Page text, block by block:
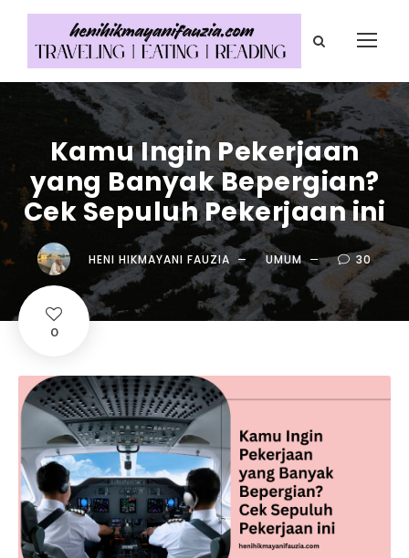
Kamu Ingin Pekerjaan
yang Banyak Bepergian?
Cek Sepuluh Pekerjaan ini
HENI HIKMAYANI FAUZIA UMUM 30
0